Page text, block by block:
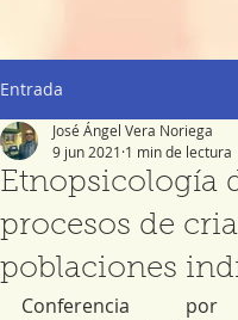
Entrada
Etnopsicología
procesos de
poblaciones
José Ángel Vera Noriega
9 jun 2021 1 min de lectura
Conferencia por